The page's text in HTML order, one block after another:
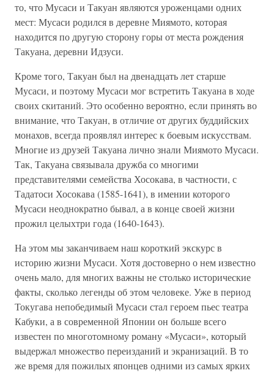
то, что Мусаси и Такуан являются уроженцами одних
мест: Мусаси родился в деревне Миямото, которая
находится по другую сторону горы от места рождения
Такуана, деревни Идзуси.
Кроме того, Такуан был на двенадцать лет старше
Мусаси, и поэтому Мусаси мог встретить Такуана в ходе
своих скитаний. Это особенно вероятно, если принять во
внимание, что Такуан, в отличие от других буддийских
монахов, всегда проявлял интерес к боевым искусствам.
Многие из друзей Такуана лично знали Миямото Мусаси.
Так, Такуана связывала дружба со многими
представителями семейства Хосокава, в частности, с
Тадатоси Хосокава (1585-1641), в имении которого
Мусаси неоднократно бывал, а в конце своей жизни
прожил целыхтри года (1640-1643).
На этом мы заканчиваем наш короткий экскурс в
историю жизни Мусаси. Хотя достоверно о нем известно
очень мало, для многих важны не столько исторические
факты, сколько легенды об этом человеке. Уже в период
Токугава непобедимый Мусаси стал героем пьес театра
Кабуки, а в современной Японии он больше всего
известен по многотомному роману «Мусаси», который
выдержал множество переизданий и экранизаций. В то
же время для пожилых японцев одними из самых ярких